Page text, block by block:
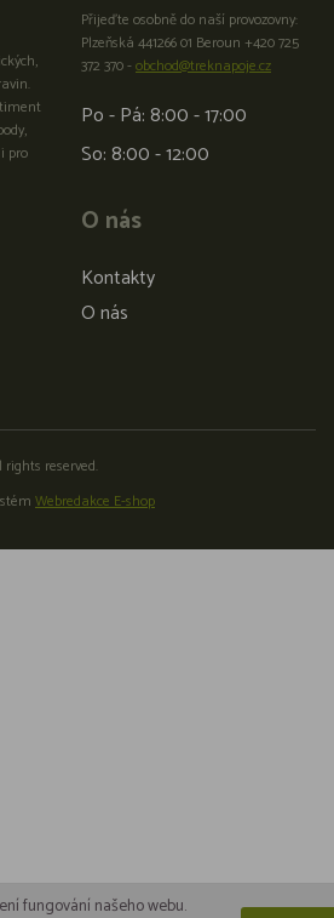
pro
O nás
Kontakty
O nás
Přijeďte osobně do naší provozovny:
Plzeňská 441266 01 Beroun +420 725
372 370 -obchod@treknapoje.cz
Po - Pá: 8:00 - 17:00
So: 8:00 - 12:00
rights reserved.
Webredakce E-shop
fungování našeho webu.